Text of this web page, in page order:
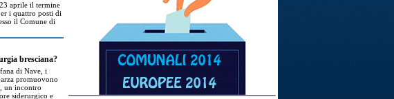
aprile il termine
i quattro posti di
il Comune di
bresciana?
di Nave, i
promuovono
un incontro
siderurgico e